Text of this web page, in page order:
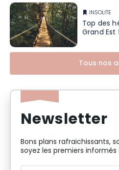
INSOLITE
Top des
Grand Est !
Tous nos
Newsletter
Bons plans rafraichissants,
soyez les premiers informés